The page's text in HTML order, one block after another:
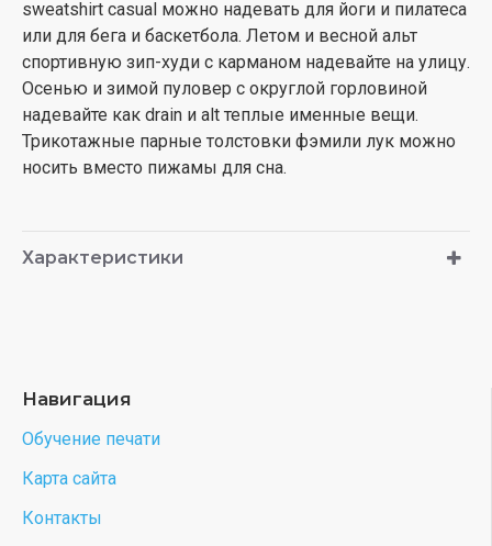
sweatshirt casual можно надевать для йоги и пилатеса
или для бега и баскетбола. Летом и весной альт
спортивную зип-худи с карманом надевайте на улицу.
Осенью и зимой пуловер с округлой горловиной
надевайте как drain и alt теплые именные вещи.
Трикотажные парные толстовки фэмили лук можно
носить вместо пижамы для сна.
Характеристики
Навигация
Обучение печати
Карта сайта
Контакты